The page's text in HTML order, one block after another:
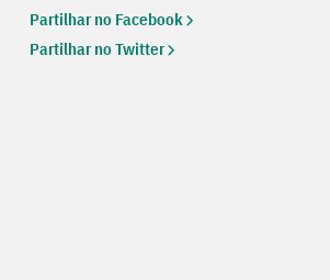
Partilhar no Facebook
Partilhar no Twitter